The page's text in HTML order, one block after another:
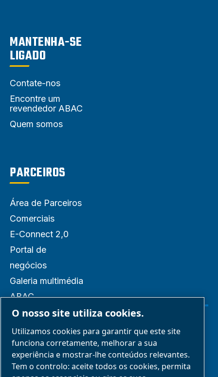
MANTENHA-SE
LIGADO
Contate-nos
Encontre um
revendedor ABAC
Quem somos
PARCEIROS
Área de Parceiros
Comerciais
E-Connect 2,0
Portal de
negócios
Galeria multimédia
ABAC
Gerir cookies
Avisos legais e de privacidade
O nosso site utiliza cookies.
Utilizamos cookies para garantir que este site
funciona corretamente, melhorar a sua
experiência e mostrar-lhe conteúdos relevantes.
Tem o controlo: aceite todos os cookies, permita